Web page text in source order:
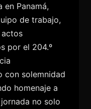
en Panamá,
de trabajo,
por el 204.º
con solemnidad
homenaje a
no solo